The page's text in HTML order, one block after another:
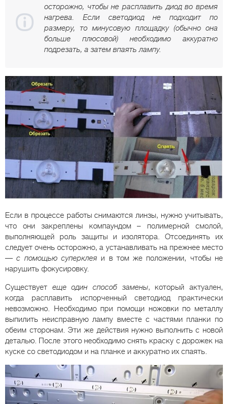
осторожно, чтобы не расплавить диод во время
нагрева. Если светодиод не подходит по
размеру, то минусовую площадку (обычно она
больше плюсовой) необходимо аккуратно
подрезать, а затем впаять лампу.
Если в процессе работы снимаются линзы, нужно учитывать,
что они закреплены компаундом – полимерной смолой,
выполняющей роль защиты и изолятора. Отсоединять их
следует очень осторожно, а устанавливать на прежнее место
—с помощью суперклеяи в том же положении, чтобы не
нарушить фокусировку.
Существует еще один способ замены, который актуален,
когда расплавить испорченный светодиод практически
невозможно. Необходимо при помощи ножовки по металлу
выпилить неисправную лампу вместе с частями планки по
обеим сторонам. Эти же действия нужно выполнить с новой
деталью. После этого необходимо снять краску с дорожек на
куске со светодиодом и на планке и аккуратно их спаять.